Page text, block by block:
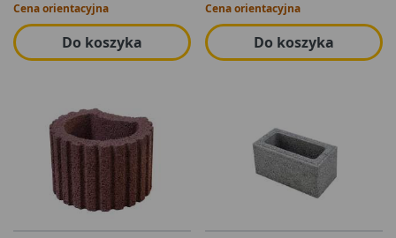
Cena orientacyjna
Do koszyka
Cena orientacyjna
Do koszyka